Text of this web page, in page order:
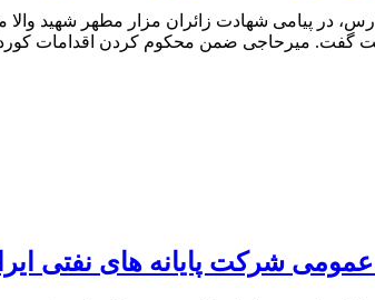
در پیامی شهادت زائران مزار مطهر شهید والا
گفت. میرحاجی ضمن محکوم کردن اقدامات
شرکت پایانه های نفتی